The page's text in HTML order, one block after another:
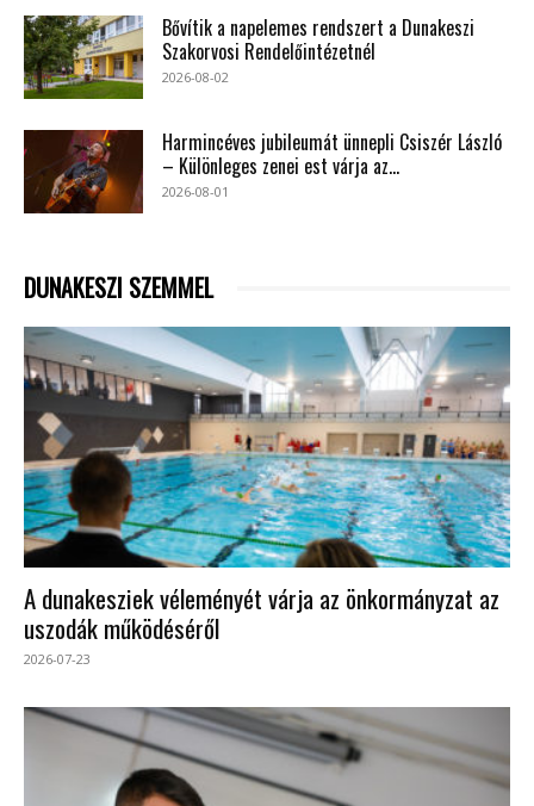
Bővítik a napelemes rendszert a Dunakeszi
Szakorvosi Rendelőintézetnél
2026-08-02
Harmincéves jubileumát ünnepli Csiszér László
– Különleges zenei est várja az...
2026-08-01
DUNAKESZI SZEMMEL
A dunakesziek véleményét várja az önkormányzat az
uszodák működéséről
2026-07-23